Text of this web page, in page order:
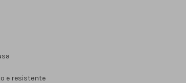
e resistente